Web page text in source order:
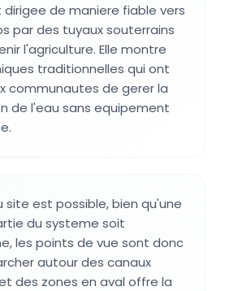
de maniere fiable vers
par des tuyaux souterrains
l'agriculture. Elle montre
traditionnelles qui ont
communautes de gerer la
de l'eau sans equipement
site est possible, bien qu'une
du systeme soit
les points de vue sont donc
autour des canaux
des zones en aval offre la